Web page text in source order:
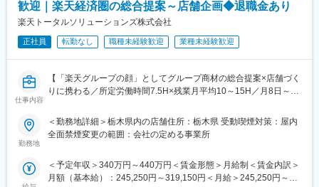
うマネージャー等、より広いマネジメントにも挑戦できます。ま
た、東京本社での人事・業務統括など、店舗運営を支える役割へ
ていきたいか、経験を積みながら多様なキャリアを描ける環境で
■組織構成：
1店舗あたり店長1名、スタッフ5～15名で運営。チームワークを
■当社について：
ム・インフラ整備までを一括提供しています。
◇店舗運営
・在庫管理、売り場づくり、POP作成
・KPI管理・数値振り返り
■教育体制：
サービス知識・業務の流れなど基礎から学べ、楽天グループ共通
のeラーニングでビジネススキルの習得も可能。未経験でも安心し
■このポジションの魅力：
◇未経験でも成長しやすいシンプルなオペレーション
歓迎｜楽天経済圏の総合提案～店舗企画◆退職金あり
楽天トータルソリューションズ株式会社
正社員 転勤なし 職種未経験歓迎 業種未経験歓迎
仕事内容
【「楽天グループの顔」としてグループ商材の総合提案×店舗づく
りに携わる／所定労働時間7.5H×残業月平均10～15H／月8日～休
楽天モバイルショップに来店されるお客様へ、スマートフォン・
料金プラン・楽天カード・楽天市場・楽天ポイントなど、楽天経
て、お客様の生活をより豊かにするトータルサポートを行うポジ
ションです。
勤務地
＜勤務地詳細＞栃木県内の店舗住所：栃木県 受動喫煙対策：屋内
全面禁煙変更の範囲：会社の定める事業所
＜予定年収＞340万円～440万円＜賃金形態＞月給制＜賃金内訳＞
月額（基本給）：245,250円～319,150円＜月給＞245,250円～